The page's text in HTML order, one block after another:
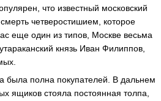
что известный московский
четверостишием, которое
еще один из типов, Москве весьма
князь Иван Филиппов,
была полна покупателей. В дальнем
ящиков стояла постоянная толпа,